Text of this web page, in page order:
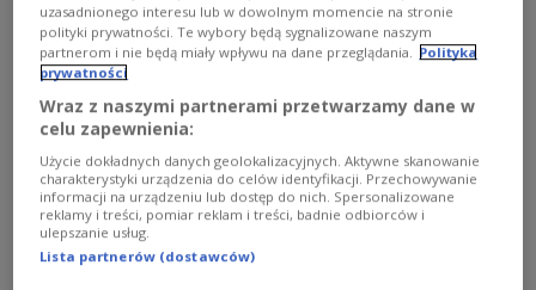
na 2026 rok pokazują, że rośnie zainteresowanie tym, co
pochodzi blisko nas. Coraz chętniej wybieramy produkty
od lokalnych rolników i sadowników zamiast owoców
sprowadzanych z drugiego końca świata.
Zobacz więcej na temat:społeczeństwo owoce
jabłko
kuchnia polska kulinaria
Marcin Wojciechowski
Marta Zinkiewicz
uzasadnionego interesu lub w dowolnym momencie na stronie
polityki prywatności. Te wybory będą sygnalizowane naszym
partnerom i nie będą miały wpływu na dane przeglądania.
Polityka
prywatności
Wraz z naszymi partnerami przetwarzamy dane w
celu zapewnienia:
Użycie dokładnych danych geolokalizacyjnych. Aktywne skanowanie
charakterystyki urządzenia do celów identyfikacji. Przechowywanie
informacji na urządzeniu lub dostęp do nich. Spersonalizowane
reklamy i treści, pomiar reklam i treści, badnie odbiorców i
ulepszanie usług.
Lista partnerów (dostawców)